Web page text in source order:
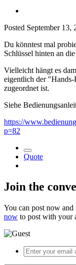
Posted September 13,
Du könntest mal
Schlüssel hinten an
Vielleicht hängt es
eigentlich der
zugeordnet ist.
Siehe
https://
p=82
Quote
Join the
You can post now and
now to post with your